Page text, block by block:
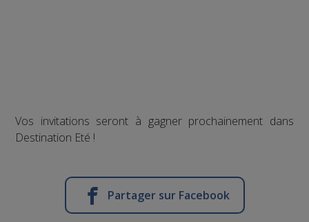
Vos invitations seront à gagner prochainement dans
Destination Eté !
Partager sur Facebook